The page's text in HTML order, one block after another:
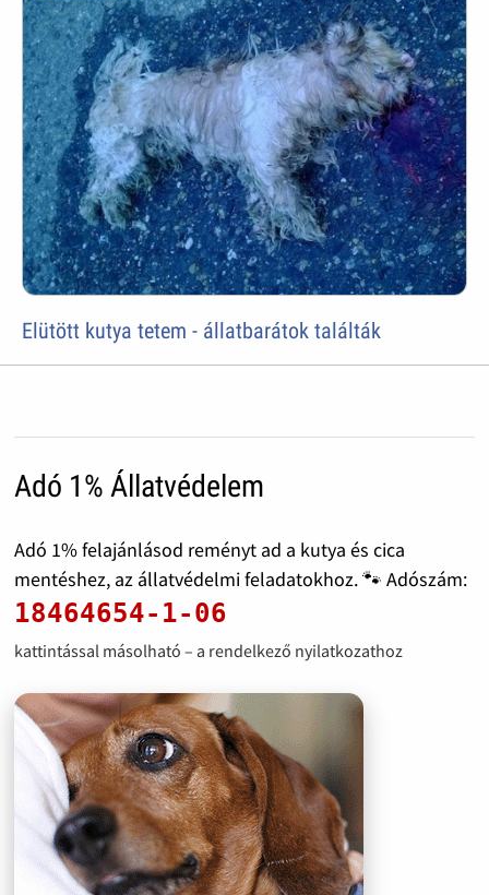
Elütött kutya tetem - állatbarátok találták
Adó 1% Állatvédelem
Adó 1% felajánlásod reményt ad a kutya és cica
mentéshez, az állatvédelmi feladatokhoz. 🐾 Adószám:
18464654-1-06
kattintással másolható – a rendelkező nyilatkozathoz